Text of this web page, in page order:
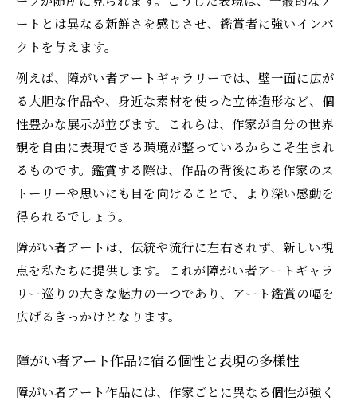
ートとは異なる新鮮さを感じさせ、鑑賞者に強いインパ
クトを与えます。
例えば、障がい者アートギャラリーでは、壁一面に広が
る大胆な作品や、身近な素材を使った立体造形など、個
性豊かな展示が並びます。これらは、作家が自分の世界
観を自由に表現できる環境が整っているからこそ生まれ
るものです。鑑賞する際は、作品の背後にある作家のス
トーリーや思いにも目を向けることで、より深い感動を
得られるでしょう。
障がい者アートは、伝統や流行に左右されず、新しい視
点を私たちに提供します。これが障がい者アートギャラ
リー巡りの大きな魅力の一つであり、アート鑑賞の幅を
広げるきっかけとなります。
障がい者アート作品に宿る個性と表現の多様性
障がい者アート作品には、作家ごとに異なる個性が強く